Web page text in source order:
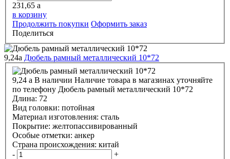
231,65 a
в корзину
Продолжить покупки Оформить заказ
Поделиться
9,24a Дюбель рамный металлический 10*72
9,24 a В наличии Наличие товара в магазинах уточняйте
по телефону Дюбель рамный металлический 10*72
Длина: 72
Вид головки: потойная
Материал изготовления: сталь
Покрытие: желтопассивированный
Особые отметки: анкер
Страна происхождения: китай
-
+